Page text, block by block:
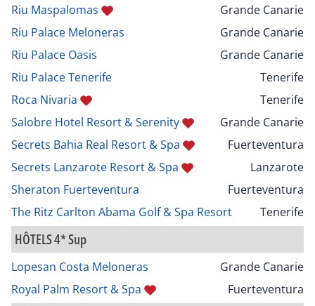
Riu Maspalomas
Grande Canarie
Riu Palace Meloneras
Grande Canarie
Riu Palace Oasis
Grande Canarie
Riu Palace Tenerife
Tenerife
Roca Nivaria
Tenerife
Salobre Hotel Resort & Serenity
Grande Canarie
Secrets Bahia Real Resort & Spa
Fuerteventura
Secrets Lanzarote Resort & Spa
Lanzarote
Sheraton Fuerteventura
Fuerteventura
The Ritz Carlton Abama Golf & Spa Resort
Tenerife
HÔTELS 4* Sup
Lopesan Costa Meloneras
Grande Canarie
Royal Palm Resort & Spa
Fuerteventura